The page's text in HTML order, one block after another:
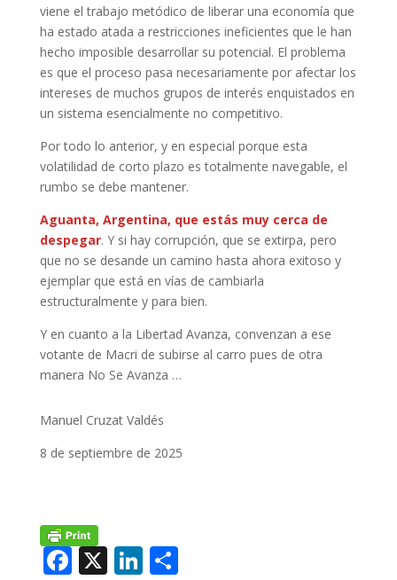
viene el trabajo metódico de liberar una economía que
ha estado atada a restricciones ineficientes que le han
hecho imposible desarrollar su potencial. El problema
es que el proceso pasa necesariamente por afectar los
intereses de muchos grupos de interés enquistados en
un sistema esencialmente no competitivo.
Por todo lo anterior, y en especial porque esta
volatilidad de corto plazo es totalmente navegable, el
rumbo se debe mantener.
Aguanta, Argentina, que estás muy cerca de
despegar. Y si hay corrupción, que se extirpa, pero
que no se desande un camino hasta ahora exitoso y
ejemplar que está en vías de cambiarla
estructuralmente y para bien.
Y en cuanto a la Libertad Avanza, convenzan a ese
votante de Macri de subirse al carro pues de otra
manera No Se Avanza …
Manuel Cruzat Valdés
8 de septiembre de 2025
F X Li C